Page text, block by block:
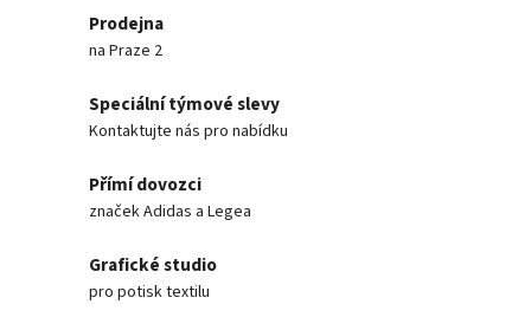
Prodejna
na Praze 2
Speciální týmové slevy
Kontaktujte nás pro nabídku
Přímí dovozci
značek Adidas a Legea
Grafické studio
pro potisk textilu